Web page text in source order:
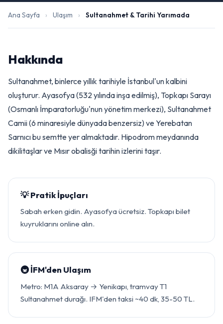
Ana Sayfa › Ulaşım › Sultanahmet & Tarihi Yarımada
Hakkında
Sultanahmet, binlerce yıllık tarihiyle İstanbul'un kalbini
oluşturur. Ayasofya (532 yılında inşa edilmiş), Topkapı Sarayı
(Osmanlı İmparatorluğu'nun yönetim merkezi), Sultanahmet
Camii (6 minaresiyle dünyada benzersiz) ve Yerebatan
Sarnıcı bu semtte yer almaktadır. Hipodrom meydanında
dikilitaşlar ve Mısır obalisği tarihin izlerini taşır.
💡 Pratik İpuçları
Sabah erken gidin. Ayasofya ücretsiz. Topkapı bilet
kuyruklarını online alın.
🚇 İFM'den Ulaşım
Metro: M1A Aksaray → Yenikapı, tramvay T1
Sultanahmet durağı. IFM'den taksi ~40 dk, 35-50 TL.